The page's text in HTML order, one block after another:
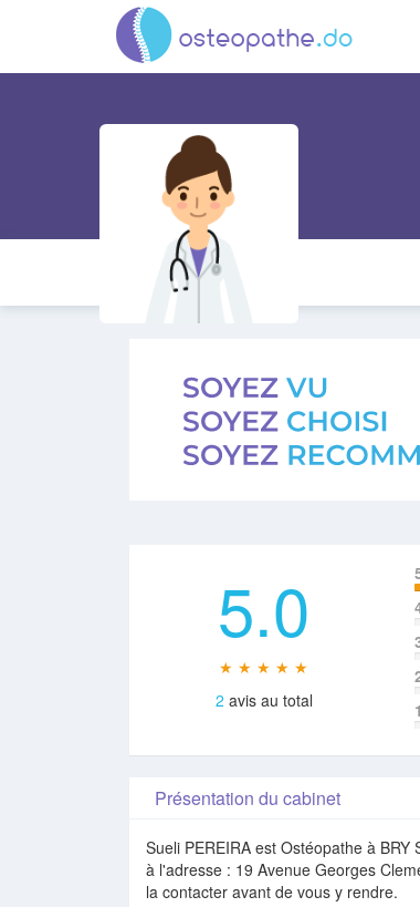
5.0
★ ★ ★ ★ ★
2 avis au total
1
Présentation du cabinet
Sueli PEREIRA est Ostéopathe à
à l'adresse : 19 Avenue Georges
la contacter avant de vous y rendre.